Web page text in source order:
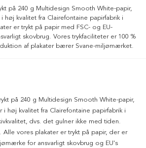
på 240 g Multidesign Smooth White-papir,
høj kvalitet fra Clairefontaine papirfabrik i
er trykt på papir med FSC- og EU-
skovbrug. Vores trykfaciliteter er 100 %
af plakater bærer Svane-miljømærket.
på 240 g Multidesign Smooth White-papir,
høj kvalitet fra Clairefontaine papirfabrik i
dvs. det gulner ikke med tiden.
vores plakater er trykt på papir, der er
for ansvarligt skovbrug og EU's